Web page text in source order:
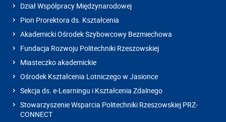
Dział Współpracy Międzynarodowej
Pion Prorektora ds. Kształcenia
Akademicki Ośrodek Szybowcowy Bezmiechowa
Fundacja Rozwoju Politechniki Rzeszowskiej
Miasteczko akademickie
Ośrodek Kształcenia Lotniczego w Jasionce
Sekcja ds. e-Learningu i Kształcenia Zdalnego
Stowarzyszenie Wsparcia Politechniki Rzeszowskiej PRZ-
CONNECT